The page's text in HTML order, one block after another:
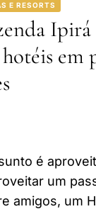
E RESORTS
em
é
um
amigos, um